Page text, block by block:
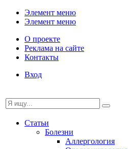
Элемент меню
Элемент меню
О проекте
Реклама на сайте
Контакты
Вход
Статьи
Болезни
Аллергология